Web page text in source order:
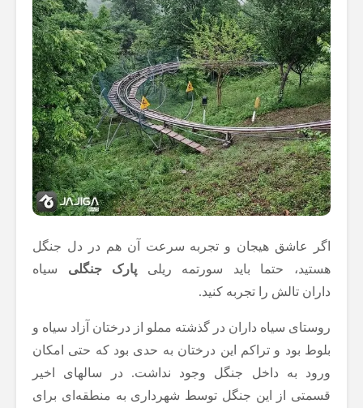
اگر عاشق هیجان و تجربه سرعت آن هم در دل جنگل‌
هستید، حتما باید سورتمه ریلی پارک جنگلی سیاه
داران تالش را تجربه کنید.
روستای سیاه داران در گذشته مملو از درختان آزاد سیاه و
بلوط بود و تراکم این درختان به حدی بود که حتی امکان
ورود به داخل جنگل وجود نداشت. در سالهای اخیر
قسمتی از این جنگل توسط شهرداری به منطقه‌ای برای